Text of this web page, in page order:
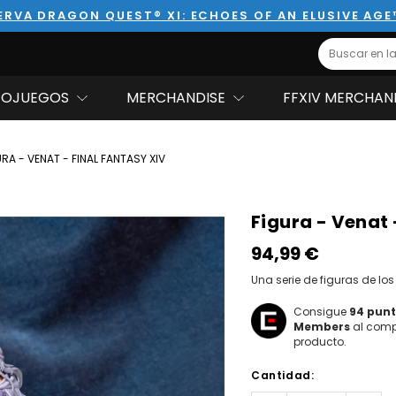
DRAGON QUEST® XI: ECHOES OF AN ELUSIVE
Search
MERCHANDISE FFXIV
- VENAT - FINAL FANTASY XIV
Figura - Venat
94,99‎ ‎€
Una serie de figuras de los
Consigue 94
Membersal
producto.
Only
Cantidad: